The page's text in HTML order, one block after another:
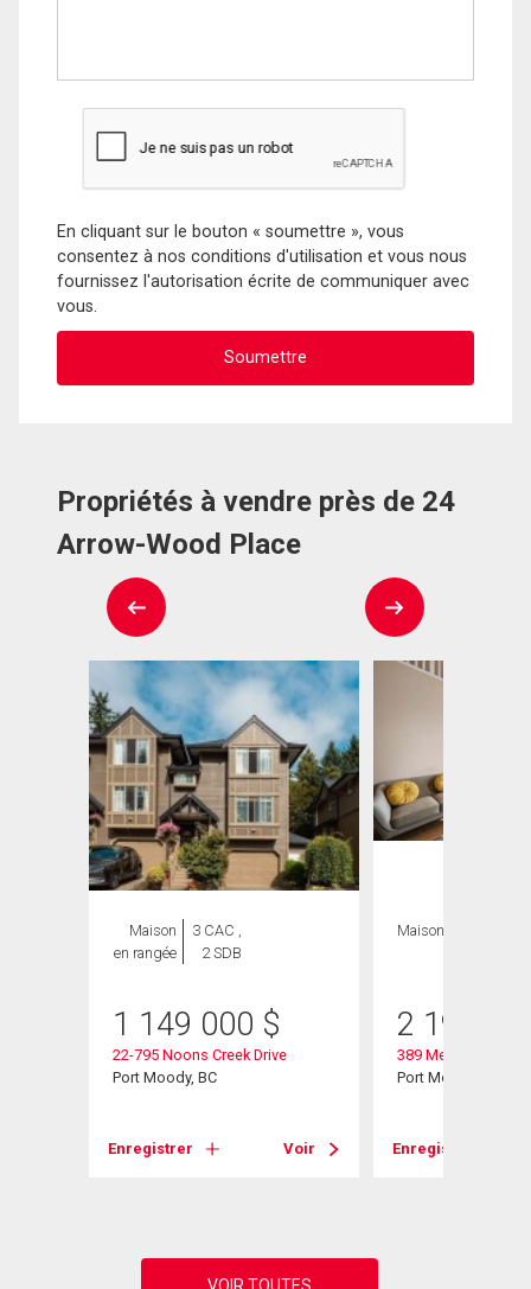
En cliquant sur le bouton « soumettre », vous
consentez à nos conditions d'utilisation et vous nous
fournissez l'autorisation écrite de communiquer avec
vous.
Propriétés à vendre près de 24
Arrow-Wood Place
Maison
en rangée
3 CAC ,
2 SDB
1 149 000 $
22-795 Noons Creek Drive
Port Moody, BC
Enregistrer Voir
Maison
2 199
389 Metta Street
Port Moody, BC
Enregistrer